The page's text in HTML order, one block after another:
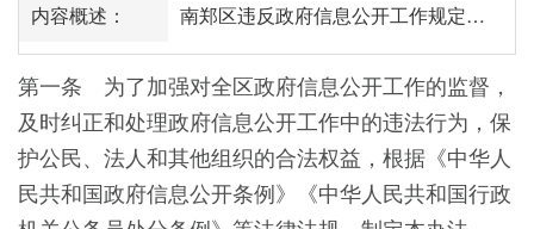
内容概述： 南郑区违反政府信息公开工作规定责任追究办法
第一条 为了加强对全区政府信息公开工作的监督，
及时纠正和处理政府信息公开工作中的违法行为，保
护公民、法人和其他组织的合法权益，根据《中华人
民共和国政府信息公开条例》《中华人民共和国行政